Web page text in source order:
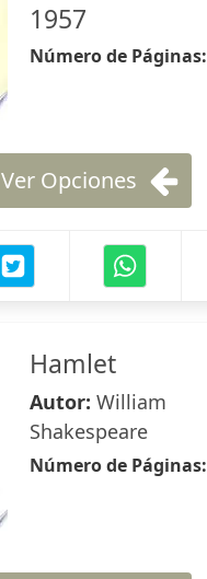
1957
Número de Páginas:
Ver Opciones
Hamlet
Autor: William
Shakespeare
Número de Páginas: